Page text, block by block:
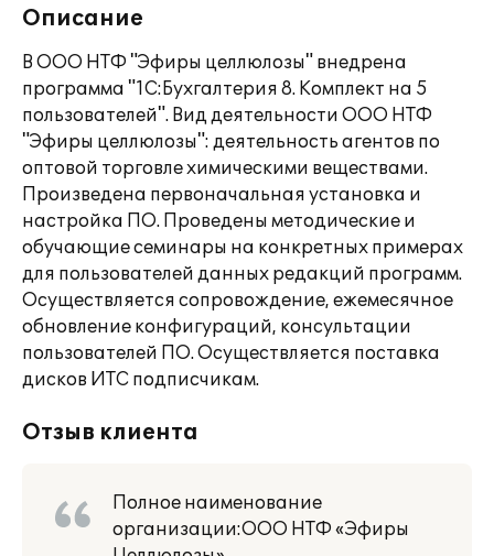
Описание
В ООО НТФ "Эфиры целлюлозы" внедрена
программа "1С:Бухгалтерия 8. Комплект на 5
пользователей". Вид деятельности ООО НТФ
"Эфиры целлюлозы": деятельность агентов по
оптовой торговле химическими веществами.
Произведена первоначальная установка и
настройка ПО. Проведены методические и
обучающие семинары на конкретных примерах
для пользователей данных редакций программ.
Осуществляется сопровождение, ежемесячное
обновление конфигураций, консультации
пользователей ПО. Осуществляется поставка
дисков ИТС подписчикам.
Отзыв клиента
Полное наименование
организации:ООО НТФ «Эфиры